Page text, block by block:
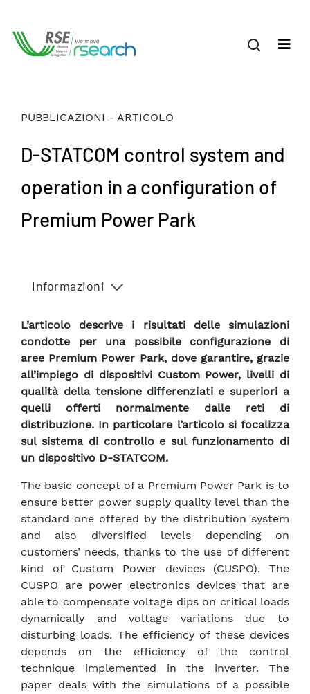
PUBBLICAZIONI - ARTICOLO
D-STATCOM control system and
operation in a configuration of
Premium Power Park
Informazioni
L’articolo descrive i risultati delle simulazioni
condotte per una possibile configurazione di
aree Premium Power Park, dove garantire, grazie
all’impiego di dispositivi Custom Power, livelli di
qualità della tensione differenziati e superiori a
quelli offerti normalmente dalle reti di
distribuzione. In particolare l’articolo si focalizza
sul sistema di controllo e sul funzionamento di
un dispositivo D-STATCOM.
The basic concept of a Premium Power Park is to
ensure better power supply quality level than the
standard one offered by the distribution system
and also diversified levels depending on
customers’ needs, thanks to the use of different
kind of Custom Power devices (CUSPO). The
CUSPO are power electronics devices that are
able to compensate voltage dips on critical loads
dynamically and voltage variations due to
disturbing loads. The efficiency of these devices
depends on the efficiency of the control
technique implemented in the inverter. The
paper deals with the simulations of a possible